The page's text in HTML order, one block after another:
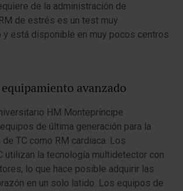
de la administración de
de estrés es un test muy
está disponible en muy pocos centros
avanzado
HM Montepríncipe
de última generación para la
TC como RM cardiaca. Los
utilizan la tecnología multidetector con
lo que hace posible adquirir las
en un solo latido. Los equipos de